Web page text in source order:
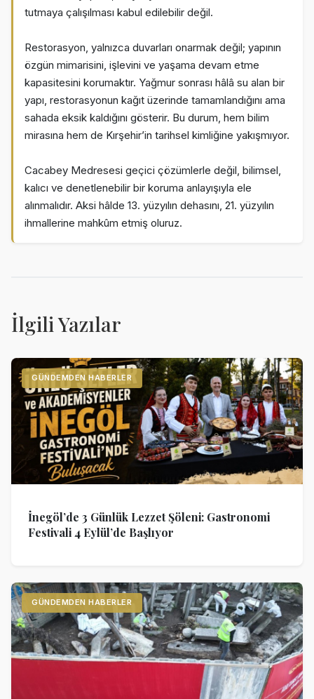
tutmaya çalışılması kabul edilebilir değil.
Restorasyon, yalnızca duvarları onarmak değil; yapının
özgün mimarisini, işlevini ve yaşama devam etme
kapasitesini korumaktır. Yağmur sonrası hâlâ su alan bir
yapı, restorasyonun kağıt üzerinde tamamlandığını ama
sahada eksik kaldığını gösterir. Bu durum, hem bilim
mirasına hem de Kırşehir’in tarihsel kimliğine yakışmıyor.
Cacabey Medresesi geçici çözümlerle değil, bilimsel,
kalıcı ve denetlenebilir bir koruma anlayışıyla ele
alınmalıdır. Aksi hâlde 13. yüzyılın dehasını, 21. yüzyılın
ihmallerine mahkûm etmiş oluruz.
İlgili Yazılar
GÜNDEMDEN HABERLER
İnegöl’de 3 Günlük Lezzet Şöleni: Gastronomi
Festivali 4 Eylül’de Başlıyor
GÜNDEMDEN HABERLER